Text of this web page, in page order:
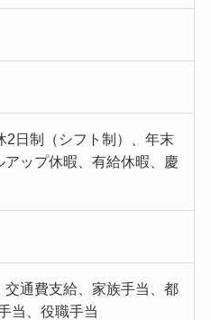
2日制（シフト制）、年末
ップ休暇、有給休暇、慶
通費支給、家族手当、都
当、役職手当